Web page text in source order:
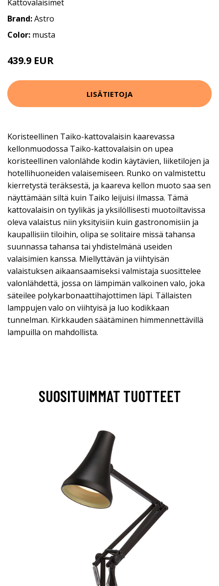
Kattovalaisimet
Brand:Astro
Color: musta
439.9 EUR
LISÄTIETOJA
Koristeellinen Taiko-kattovalaisin kaarevassa
kellonmuodossa Taiko-kattovalaisin on upea
koristeellinen valonlähde kodin käytävien, liiketilojen ja
hotellihuoneiden valaisemiseen. Runko on valmistettu
kierretystä teräksestä, ja kaareva kellon muoto saa sen
näyttämään siltä kuin Taiko leijuisi ilmassa. Tämä
kattovalaisin on tyylikäs ja yksilöllisesti muotoiltavissa
oleva valaistus niin yksityisiin kuin gastronomisiin ja
kaupallisiin tiloihin, olipa se solitaire missä tahansa
suunnassa tahansa tai yhdistelmänä useiden
valaisimien kanssa. Miellyttävän ja viihtyisän
valaistuksen aikaansaamiseksi valmistaja suosittelee
valonlähdettä, jossa on lämpimän valkoinen valo, joka
säteilee polykarbonaattihajottimen läpi. Tällaisten
lamppujen valo on viihtyisä ja luo kodikkaan
tunnelman. Kirkkauden säätäminen himmennettävillä
lampuilla on mahdollista.
SUOSITUIMMAT TUOTTEET